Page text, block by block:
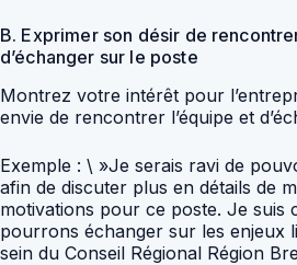
B. Exprimer son désir de
d’échanger sur le poste
Montrez votre intérêt pour
envie de rencontrer l’équipe et
Exemple : \ »Je serais ravi de
afin de discuter plus en détails de
motivations pour ce poste. Je suis
pourrons échanger sur les enjeux
sein du Conseil Régional Région